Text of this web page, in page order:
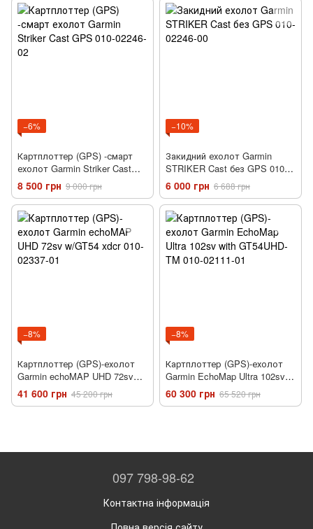
−6%
Картплоттер (GPS) -смарт
ехолот Garmin Striker Cast
GPS 010-02246-02
8 500 грн 9 000 грн
−10%
Закидний ехолот Garmin
STRIKER Cast без GPS 010-
02246-00
6 000 грн 6 688 грн
−8%
Картплоттер (GPS)-ехолот
Garmin echoMAP UHD 72sv
w/GT54 xdcr 010-02337-01
41 600 грн 45 200 грн
−8%
Картплоттер (GPS)-ехолот
Garmin EchoMap Ultra 102sv
with GT54UHD-TM 010-02111-
01
60 300 грн 65 520 грн
097 798-98-62
Контактна інформація